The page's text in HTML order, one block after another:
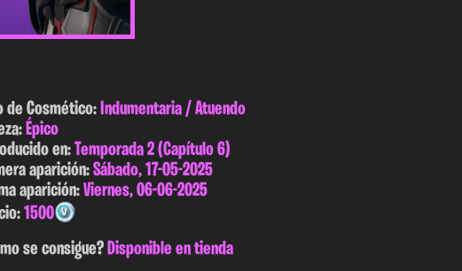
de Cosmético: Indumentaria / Atuendo
Épico
en:Temporada 2 (Capítulo 6)
aparición:Sábado, 17-05-2025
aparición:Viernes, 06-06-2025
1500
se consigue?Disponible en tienda